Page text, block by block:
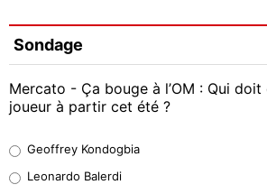
Sondage
Mercato - Ça bouge à l’OM : Qui
joueur à partir cet été ?
38%
Geoffrey Kondogbia
Leonardo Balerdi